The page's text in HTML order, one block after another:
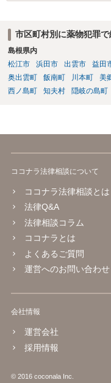
市区町村別に薬物犯罪
島根県内
松江市
浜田市 出雲市 益田
奥出雲町
飯南町 川本町 美
西ノ島町
知夫村 隠岐の島町
ココナラ法律相談について
ココナラ法律相談とは
法律Q&A
法律相談コラム
ココナラとは
よくあるご質問
運営へのお問い合わせ
会社情報
運営会社
採用情報
© 2016 coconala Inc.